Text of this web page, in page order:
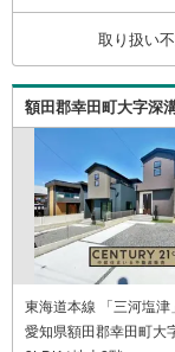
家族皆様
備）。【
付 9:00～
ん平日夜
るご案内も
取り扱い
額田郡幸田町大字深
東海道本線 「三河塩
愛知県額田郡幸田町大